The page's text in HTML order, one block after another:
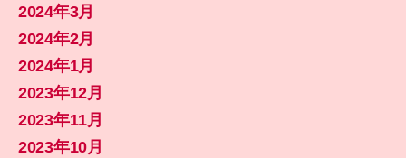
2024年3月
2024年2月
2024年1月
2023年12月
2023年11月
2023年10月